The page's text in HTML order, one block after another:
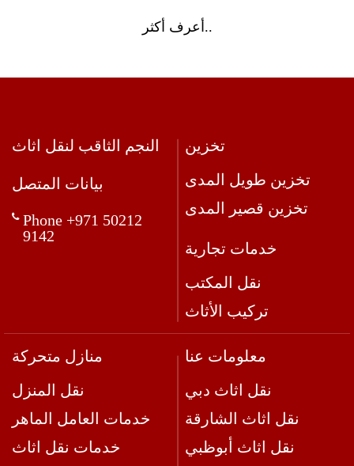
أعرف أكثر..
النجم الثاقب لنقل اثاث
بيانات المتصل
Phone +971 50212
9142
تخزين
تخزين طويل المدى
تخزين قصير المدى
خدمات تجارية
نقل المكتب
تركيب الأثاث
منازل متحركة
نقل المنزل
خدمات العامل الماهر
خدمات نقل اثاث
معلومات عنا
نقل اثاث دبي
نقل اثاث الشارقة
نقل اثاث أبوظبي